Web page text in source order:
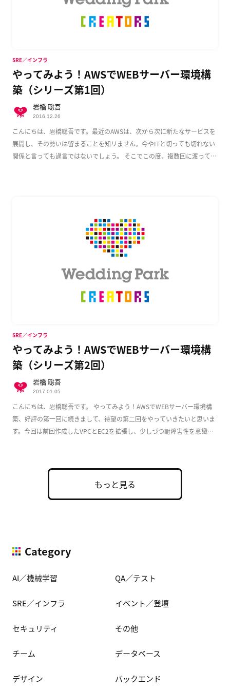
やってみよう！AWSでWEBサーバー環境構
築（シリーズ第1回）
こんにちは、岩橋聡吾です。最近のAWSは、次から次に新たなサービスを
展開し、その勢いは留まることを知リません。今やITと切っても切れない
関係と言っても過言ではないでしょう。 そこでこの度、複数回に渡って
SRE／インフラ
岩橋 聡吾
2016.12.26
やってみよう！AWSでWEBサーバー環境構
築（シリーズ第2回）
こんにちは、岩橋聡吾です。 やってみよう！AWSでWEBサーバー環境構
築、好評の第一回に続きまして、待望の第二回をやっていきたいと思いま
す。今回は前回作成したVPCとEC2を拡張し、少しづつ耐障害性を意識し
SRE／インフラ
岩橋 聡吾
2017.01.05
もっと見る
Category
AI／機械学習 QA／テスト
SRE／インフラ イベント／登壇
セキュリティ その他
チーム データベース
デザイン バックエンド